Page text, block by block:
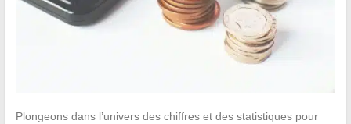
Plongeons dans l’univers des chiffres et des statistiques pour